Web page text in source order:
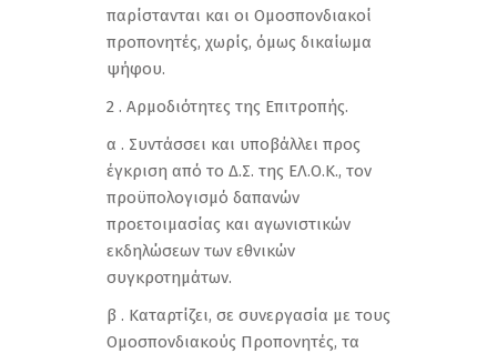
παρίστανται και οι Ομοσπονδιακοί
προπονητές, χωρίς, όμως δικαίωμα
ψήφου.
2 . Αρμοδιότητες της Επιτροπής.
α . Συντάσσει και υποβάλλει προς
έγκριση από το Δ.Σ. της ΕΛ.Ο.Κ., τον
προϋπολογισμό δαπανών
προετοιμασίας και αγωνιστικών
εκδηλώσεων των εθνικών
συγκροτημάτων.
β . Καταρτίζει, σε συνεργασία με τους
Ομοσπονδιακούς Προπονητές, τα